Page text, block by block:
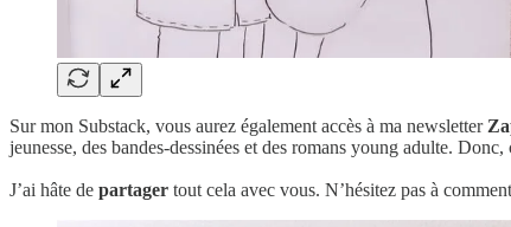
Sur mon Substack, vous aurez également accès à ma newsletter
jeunesse, des bandes-dessinées et des romans young adulte.
J’ai hâte de partager tout cela avec vous. N’hésitez pas à